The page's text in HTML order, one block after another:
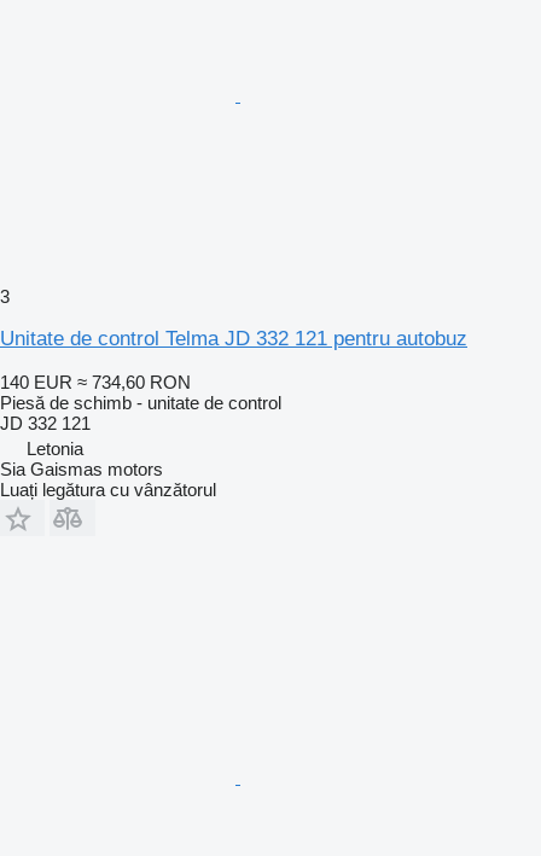
3
Unitate de control Telma JD 332 121 pentru autobuz
140 EUR ≈ 734,60 RON
Piesă de schimb - unitate de control
JD 332 121
Letonia
Sia Gaismas motors
Luați legătura cu vânzătorul